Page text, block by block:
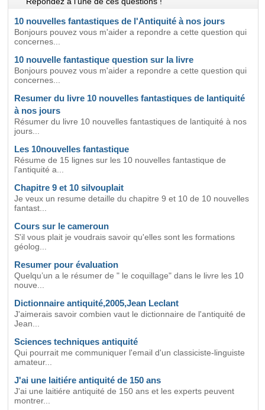
10 nouvelles fantastiques de l'Antiquité à nos jours
Bonjours pouvez vous m'aider a repondre a cette question qui
concernes...
10 nouvelle fantastique question sur la livre
Bonjours pouvez vous m'aider a repondre a cette question qui
concernes...
Resumer du livre 10 nouvelles fantastiques de lantiquité
à nos jours
Résumer du livre 10 nouvelles fantastiques de lantiquité à nos
jours...
Les 10nouvelles fantastique
Résume de 15 lignes sur les 10 nouvelles fantastique de
l'antiquité a...
Chapitre 9 et 10 silvouplait
Je veux un resume detaille du chapitre 9 et 10 de 10 nouvelles
fantast...
Cours sur le cameroun
S'il vous plait je voudrais savoir qu'elles sont les formations
géolog...
Resumer pour évaluation
Quelqu’un a le résumer de " le coquillage" dans le livre les 10
nouve...
Dictionnaire antiquité,2005,Jean Leclant
J'aimerais savoir combien vaut le dictionnaire de l'antiquité de
Jean...
Sciences techniques antiquité
Qui pourrait me communiquer l'email d'un classiciste-linguiste
amateur...
J'ai une laitiére antiquité de 150 ans
J'ai une laitiére antiquité de 150 ans et les experts peuvent
montrer...